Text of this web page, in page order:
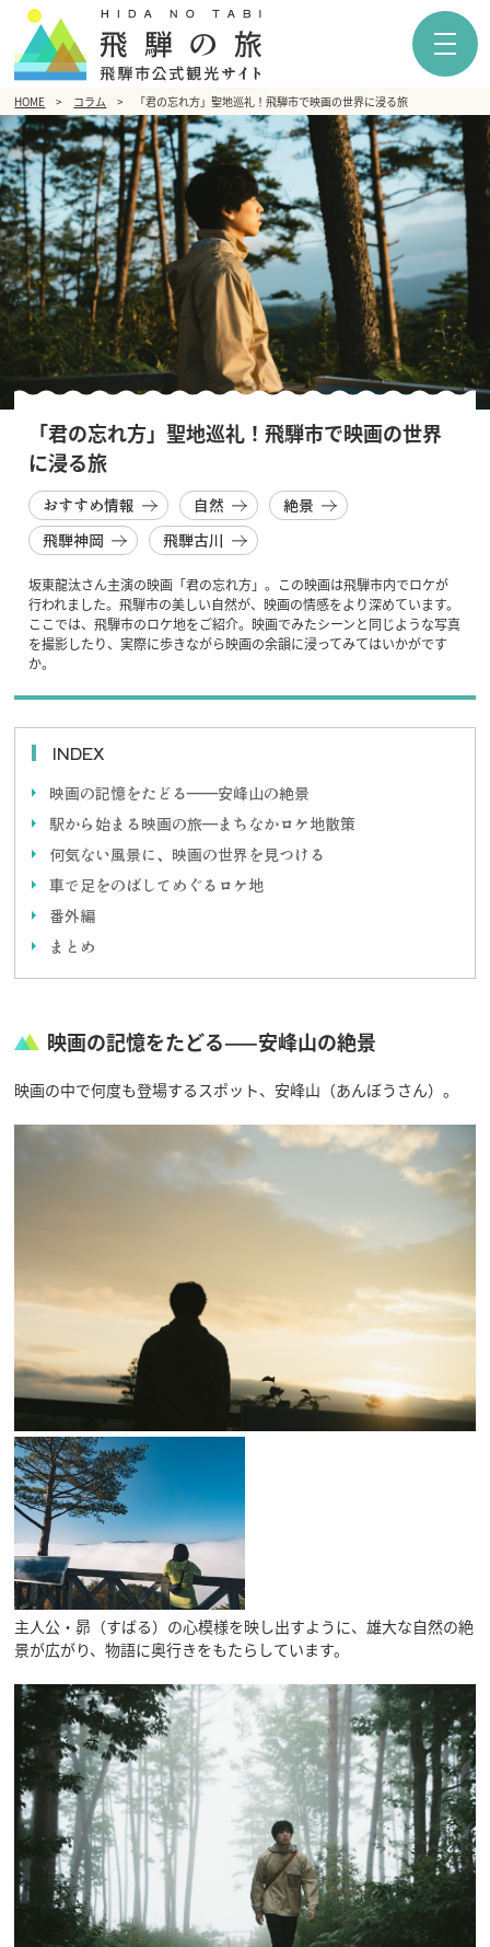
HOME コラム 「君の忘れ方」聖地巡礼！飛騨市で映画の世界に浸る旅
「君の忘れ方」聖地巡礼！飛騨市で映画の世界
に浸る旅
おすすめ情報 自然
絶景
飛騨神岡
飛騨古川
坂東龍汰さん主演の映画「君の忘れ方」。この映画は飛騨市内でロケが
行われました。飛騨市の美しい自然が、映画の情感をより深めています。
ここでは、飛騨市のロケ地をご紹介。映画でみたシーンと同じような写真
を撮影したり、実際に歩きながら映画の余韻に浸ってみてはいかがです
か。
INDEX
映画の記憶をたどる——安峰山の絶景
駅から始まる映画の旅—まちなかロケ地散策
何気ない風景に、映画の世界を見つける
車で足をのばしてめぐるロケ地
番外編
まとめ
映画の記憶をたどる——安峰山の絶景
映画の中で何度も登場するスポット、安峰山（あんぼうさん）。
主人公・昴（すばる）の心模様を映し出すように、雄大な自然の絶
景が広がり、物語に奥行きをもたらしています。